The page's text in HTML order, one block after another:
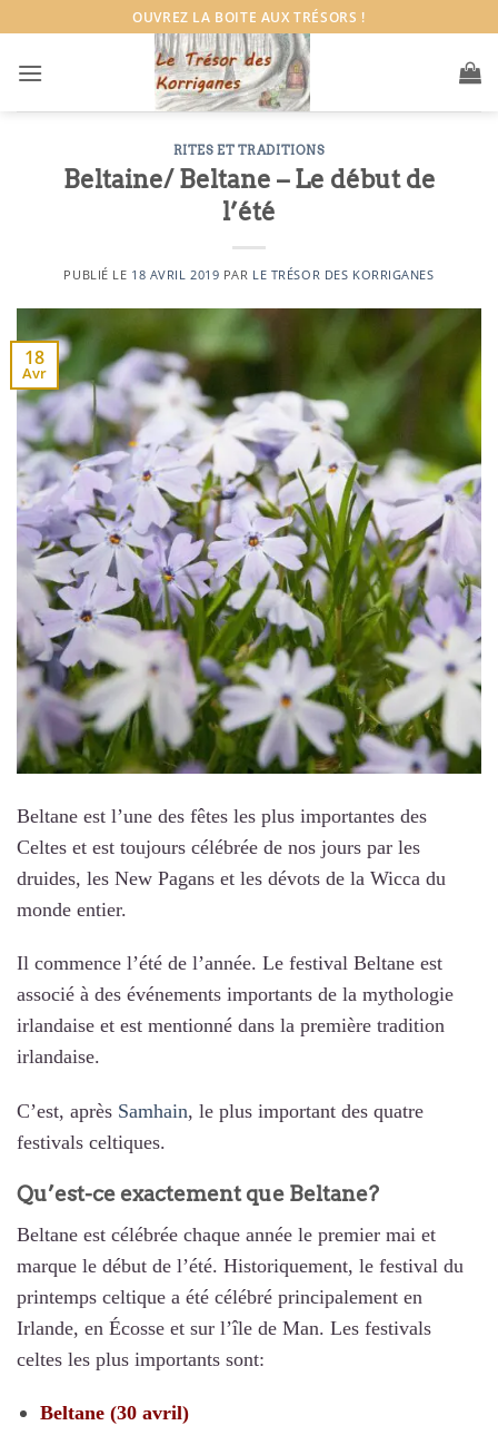
au
contenu
OUVREZ LA BOITE AUX TRÉSORS !
RITES ET TRADITIONS
Beltaine/ Beltane – Le début de
l’été
PUBLIÉ LE 18 AVRIL 2019 PAR LE TRÉSOR DES KORRIGANES
18
Avr
Beltane est l’une des fêtes les plus importantes des
Celtes et est toujours célébrée de nos jours par les
druides, les New Pagans et les dévots de la Wicca du
monde entier.
Il commence l’été de l’année. Le festival Beltane est
associé à des événements importants de la mythologie
irlandaise et est mentionné dans la première tradition
irlandaise.
C’est, après Samhain, le plus important des quatre
festivals celtiques.
Qu’est-ce exactement que Beltane?
Beltane est célébrée chaque année le premier mai et
marque le début de l’été. Historiquement, le festival du
printemps celtique a été célébré principalement en
Irlande, en Écosse et sur l’île de Man. Les festivals
celtes les plus importants sont:
Beltane (30 avril)